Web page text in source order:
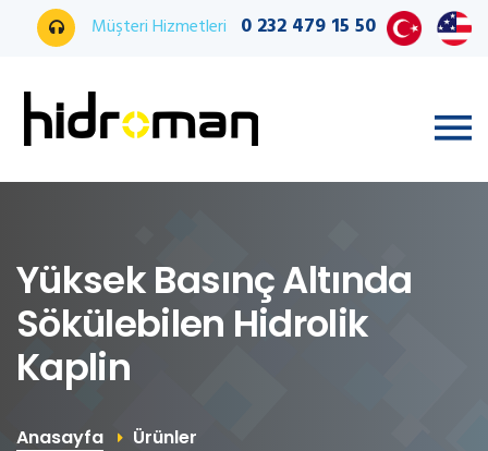
Müşteri Hizmetleri 0 232 479 15 50
Yüksek Basınç Altında
Sökülebilen Hidrolik
Kaplin
Anasayfa Ürünler